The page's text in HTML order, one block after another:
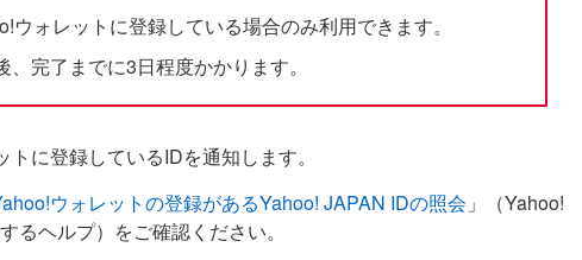
ウォレットに登録している場合のみ利用できます。
、完了までに3日程度かかります。
トに登録しているIDを通知します。
ウォレットの登録があるYahoo! JAPAN IDの照会 」（Yahoo!
るヘルプ）をご確認ください。